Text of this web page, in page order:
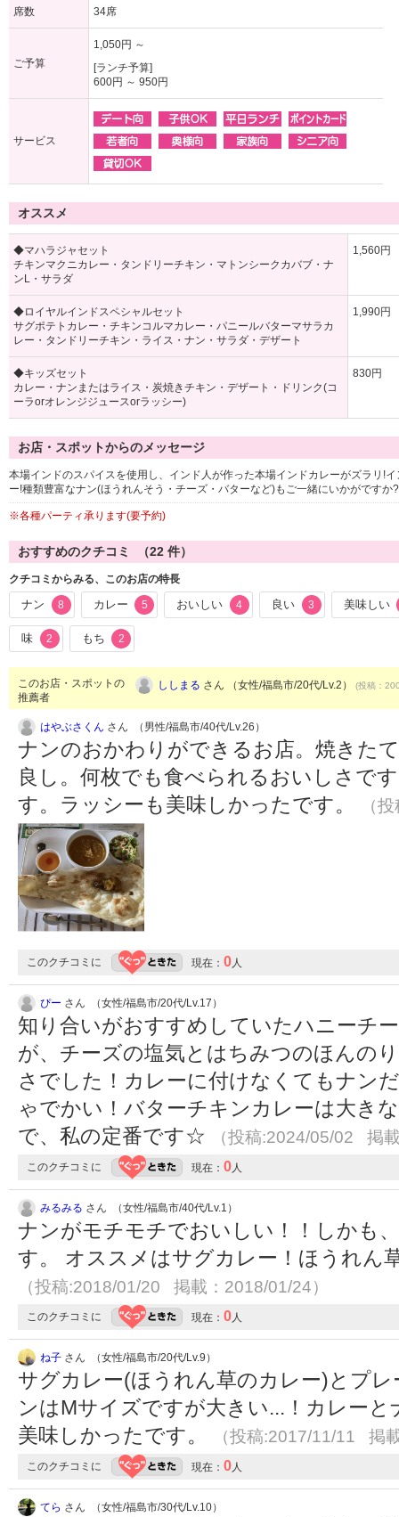
席数 34席
ご予算
1,050円 ～
[ランチ予算]
600円 ～ 950円
サービス
オススメ
◆マハラジャセット
チキンマクニカレー・タンドリーチキン・マトンシークカバブ・ナ
ンL・サラダ
1,560円
◆ロイヤルインドスペシャルセット
サグポテトカレー・チキンコルマカレー・パニールバターマサラカ
レー・タンドリーチキン・ライス・ナン・サラダ・デザート
1,990円
◆キッズセット
カレー・ナンまたはライス・炭焼きチキン・デザート・ドリンク(コ
ーラorオレンジジュースorラッシー)
830円
お店・スポットからのメッセージ
本場インドのスパイスを使用し、インド人が作った本場インドカレーがズラリ!
ー!種類豊富なナン(ほうれんそう・チーズ・バターなど)もご一緒にいかがです
※各種パーティ承ります(要予約)
おすすめのクチコミ （22 件）
クチコミからみる、このお店の特長
ナン 8 カレー 5 おいしい 4 良い 3 美味しい
味 2 もち 2
このお店・スポットの
推薦者
ししまる さん （女性/福島市/20代/Lv.2） (投稿：
はやぶさくん さん （男性/福島市/40代/Lv.26）
ナンのおかわりができるお店。焼きた
良し。何枚でも食べられるおいしさで
す。ラッシーも美味しかったです。
（
このクチコミに 現在： 0人
ぴー さん （女性/福島市/20代/Lv.17）
知り合いがおすすめしていたハニーチ
が、チーズの塩気とはちみつのほんの
さでした！カレーに付けなくてもナン
ゃでかい！バターチキンカレーは大き
で、私の定番です☆
（投稿:2024/05/02 掲
このクチコミに 現在： 0人
みるみる さん （女性/福島市/40代/Lv.1）
ナンがモチモチでおいしい！！しかも
す。 オススメはサグカレー！ほうれん
（投稿:2018/01/20 掲載：2018/01/24）
このクチコミに 現在： 0人
ね子 さん （女性/福島市/20代/Lv.9）
サグカレー(ほうれん草のカレー)とプ
ンはMサイズですが大きい...！カレー
美味しかったです。
（投稿:2017/11/11 掲
このクチコミに 現在： 0人
てら さん （女性/福島市/30代/Lv.10）